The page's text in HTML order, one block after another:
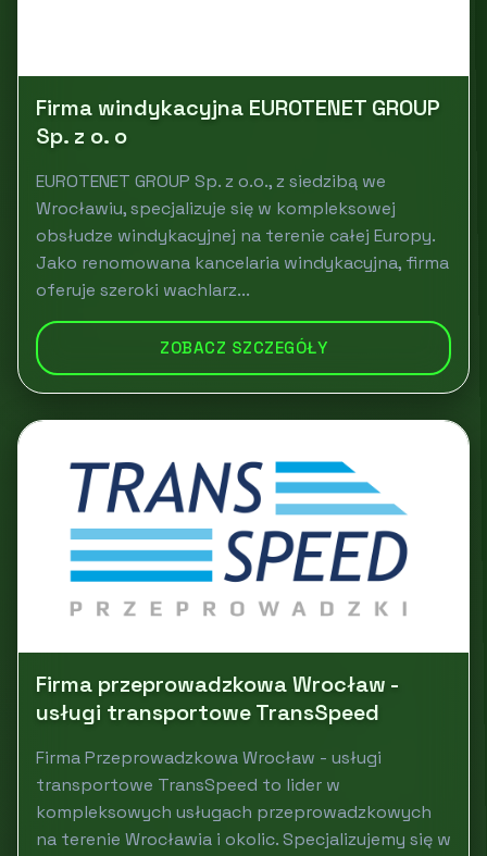
Firma windykacyjna EUROTENET GROUP
Sp. z o. o
EUROTENET GROUP Sp. z o.o., z siedzibą we
Wrocławiu, specjalizuje się w kompleksowej
obsłudze windykacyjnej na terenie całej Europy.
Jako renomowana kancelaria windykacyjna, firma
oferuje szeroki wachlarz...
ZOBACZ SZCZEGÓŁY
Firma przeprowadzkowa Wrocław -
usługi transportowe TransSpeed
Firma Przeprowadzkowa Wrocław - usługi
transportowe TransSpeed to lider w
kompleksowych usługach przeprowadzkowych
na terenie Wrocławia i okolic. Specjalizujemy się w